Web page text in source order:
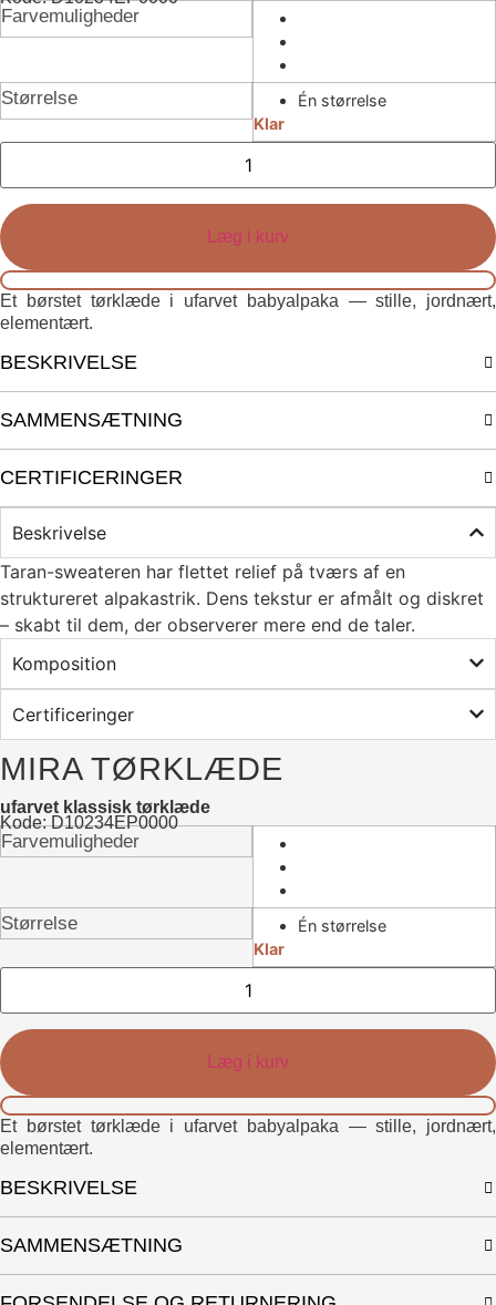
Farvemuligheder
Størrelse
Én størrelse
Klar
Mira
antal
Læg i kurv
Et børstet tørklæde i ufarvet babyalpaka — stille, jordnært,
elementært.
BESKRIVELSE
SAMMENSÆTNING
CERTIFICERINGER
Beskrivelse
Taran-sweateren har flettet relief på tværs af en
struktureret alpakastrik. Dens tekstur er afmålt og diskret
– skabt til dem, der observerer mere end de taler.
Komposition
Certificeringer
MIRA TØRKLÆDE
ufarvet klassisk tørklæde
Kode: D10234EP0000
Farvemuligheder
Størrelse
Én størrelse
Klar
Mira
antal
Læg i kurv
Et børstet tørklæde i ufarvet babyalpaka — stille, jordnært,
elementært.
BESKRIVELSE
SAMMENSÆTNING